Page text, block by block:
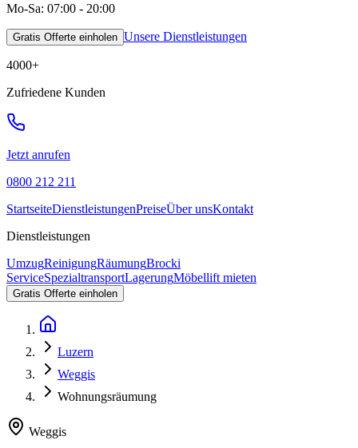
Mo-Sa: 07:00 - 20:00
Gratis Offerte einholen Unsere Dienstleistungen
4000+
Zufriedene Kunden
Jetzt anrufen
0800 212 211
StartseiteDienstleistungenPreiseÜber unsKontakt
Dienstleistungen
UmzugReinigungRäumungBrocki
ServiceSpezialtransportLagerungMöbellift mieten
Gratis Offerte einholen
Luzern
Weggis
Wohnungsräumung
Weggis